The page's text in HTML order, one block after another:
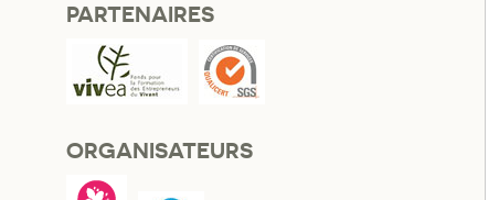
PARTENAIRES
ORGANISATEURS